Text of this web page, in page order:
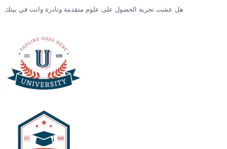
هل عشت تجربة الحصول على علوم متقدمة ونادرة وانت في بيتك